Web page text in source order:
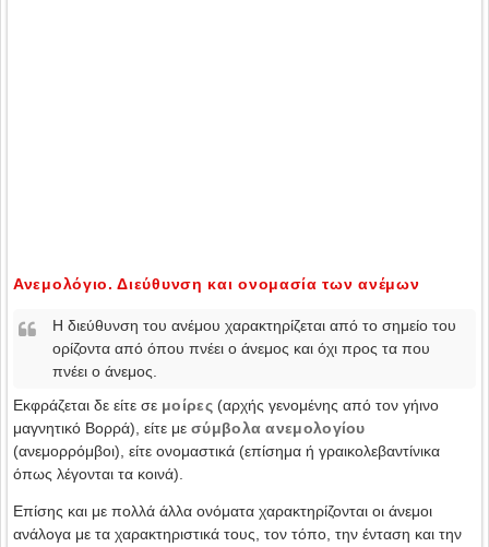
Ανεμολόγιο. Διεύθυνση και ονομασία των ανέμων
Η διεύθυνση του ανέμου χαρακτηρίζεται από το σημείο του
ορίζοντα από όπου πνέει ο άνεμος και όχι προς τα που
πνέει ο άνεμος.
Εκφράζεται δε είτε σε μοίρες(αρχής γενομένης από τον γήινο
μαγνητικό Βορρά), είτε με σύμβολα ανεμολογίου
(ανεμορρόμβοι), είτε ονομαστικά (επίσημα ή γραικολεβαντίνικα
όπως λέγονται τα κοινά).
Επίσης και με πολλά άλλα ονόματα χαρακτηρίζονται οι άνεμοι
ανάλογα με τα χαρακτηριστικά τους, τον τόπο, την ένταση και την